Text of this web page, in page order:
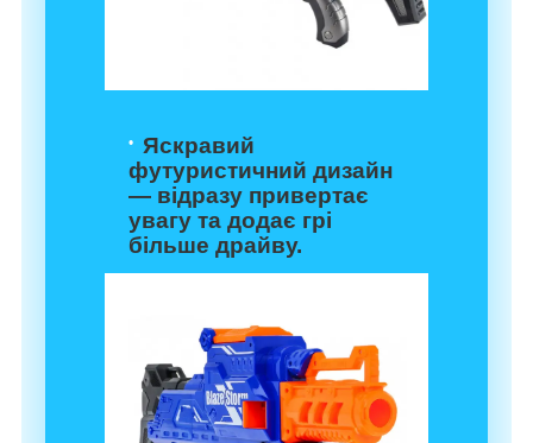
Яскравий
футуристичний дизайн
— відразу привертає
увагу та додає грі
більше драйву.